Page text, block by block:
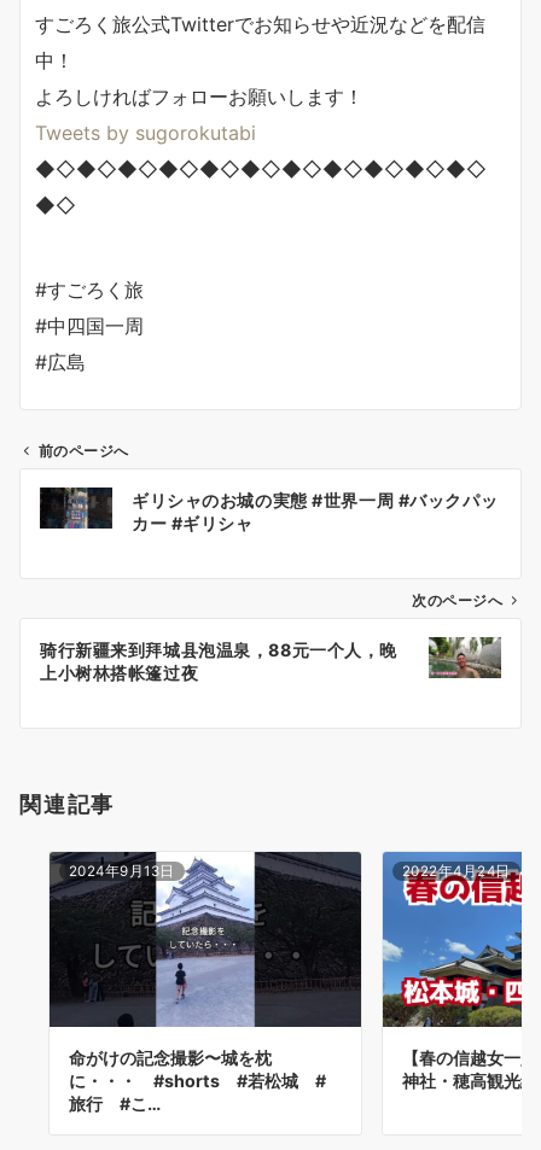
すごろく旅公式Twitterでお知らせや近況などを配信
中！
よろしければフォローお願いします！
Tweets by sugorokutabi
◆◇◆◇◆◇◆◇◆◇◆◇◆◇◆◇◆◇◆◇◆◇
◆◇
#すごろく旅
#中四国一周
#広島
ビ
ン
前のページへ
ギリシャのお城の実態 #世界一周 #バックパッ
カー #ギリシャ
次のページへ
骑行新疆来到拜城县泡温泉，88元一个人，晚
上小树林搭帐篷过夜
関連記事
2024年9月13日
命がけの記念撮影〜城を枕
に・・・ #shorts #若松城 #
旅行 #こ…
2022年4月24日
【春の信越女一
神社・穂高観光編